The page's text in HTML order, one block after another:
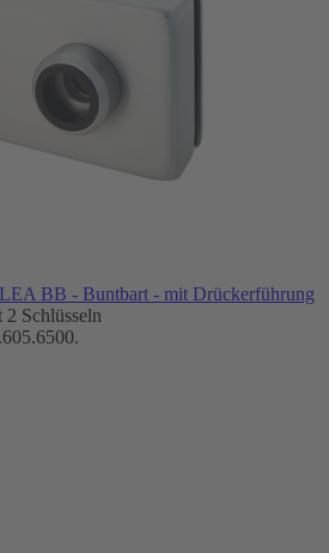
BB - Buntbart - mit Drückerführung
Schlüsseln